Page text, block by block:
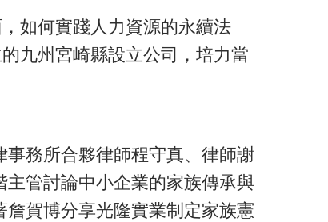
如何實踐人力資源的永續法
九州宮崎縣設立公司，培力當
務所合夥律師程守真、律師謝
管討論中小企業的家族傳承與
賀博分享光隆實業制定家族憲